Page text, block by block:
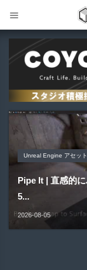
Unreal Engine アセット
Material
2026-08-07
Unreal Engine アセット
Pipe It | 直感的
5...
2026-08-05
Unreal Engine アセット
Directive Utilities
ス...
2026-08-03
Unity 本
Unityエフェクト
る | ktk.kum...
2026-08-03
アセット-Asset
SiroinoSotai | 完
向け...
2026-08-02